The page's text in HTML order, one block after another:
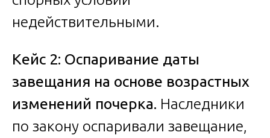
недействительными.
Кейс 2: Оспаривание даты
завещания на основе возрастных
изменений почерка. Наследники
по закону оспаривали завещание,